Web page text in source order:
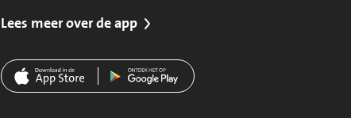
Lees meer over de app